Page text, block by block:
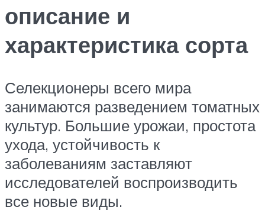
описание и
характеристика сорта
Селекционеры всего мира
занимаются разведением томатных
культур. Большие урожаи, простота
ухода, устойчивость к
заболеваниям заставляют
исследователей воспроизводить
все новые виды.